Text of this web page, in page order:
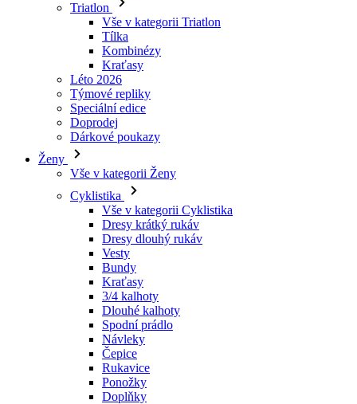
Triatlon
Vše v kategorii Triatlon
Tílka
Kombinézy
Kraťasy
Léto 2026
Týmové repliky
Speciální edice
Doprodej
Dárkové poukazy
Ženy
Vše v kategorii Ženy
Cyklistika
Vše v kategorii Cyklistika
Dresy krátký rukáv
Dresy dlouhý rukáv
Vesty
Bundy
Kraťasy
3/4 kalhoty
Dlouhé kalhoty
Spodní prádlo
Návleky
Čepice
Rukavice
Ponožky
Doplňky